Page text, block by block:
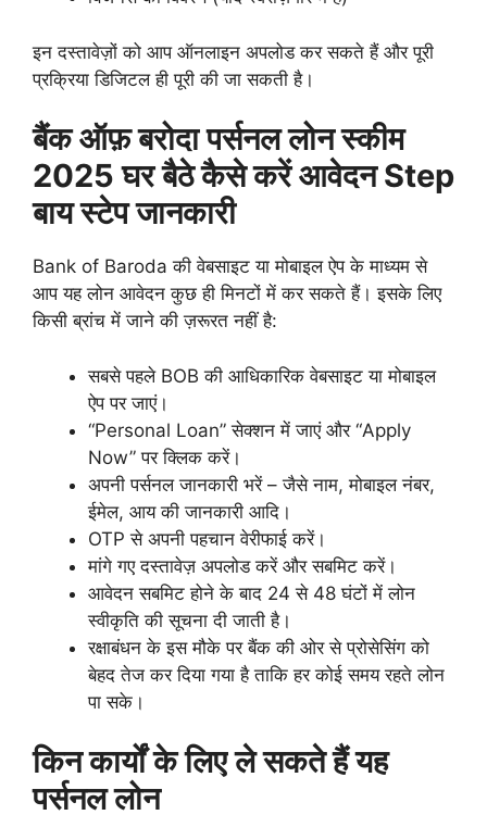
इन दस्तावेज़ों को आप ऑनलाइन अपलोड कर सकते हैं और पूरी
प्रक्रिया डिजिटल ही पूरी की जा सकती है।
बैंक ऑफ़ बरोदा पर्सनल लोन स्कीम
2025 घर बैठे कैसे करें आवेदन Step
बाय स्टेप जानकारी
Bank of Baroda की वेबसाइट या मोबाइल ऐप के माध्यम से
आप यह लोन आवेदन कुछ ही मिनटों में कर सकते हैं। इसके लिए
किसी ब्रांच में जाने की ज़रूरत नहीं है:
सबसे पहले BOB की आधिकारिक वेबसाइट या मोबाइल
ऐप पर जाएं।
“Personal Loan” सेक्शन में जाएं और “Apply
Now” पर क्लिक करें।
अपनी पर्सनल जानकारी भरें – जैसे नाम, मोबाइल नंबर,
ईमेल, आय की जानकारी आदि।
OTP से अपनी पहचान वेरीफाई करें।
मांगे गए दस्तावेज़ अपलोड करें और सबमिट करें।
आवेदन सबमिट होने के बाद 24 से 48 घंटों में लोन
स्वीकृति की सूचना दी जाती है।
रक्षाबंधन के इस मौके पर बैंक की ओर से प्रोसेसिंग को
बेहद तेज कर दिया गया है ताकि हर कोई समय रहते लोन
पा सके।
किन कार्यों के लिए ले सकते हैं यह
पर्सनल लोन